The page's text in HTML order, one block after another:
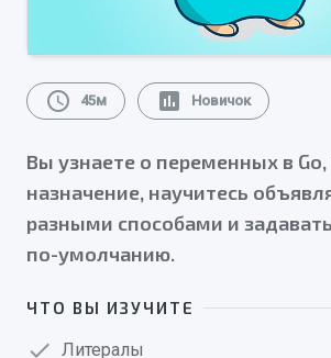
schedule 45м assessment Новичок
Вы узнаете о переменных в
назначение, научитесь
разными способами и
по-умолчанию.
ЧТО ВЫ ИЗУЧИТЕ
check Литералы